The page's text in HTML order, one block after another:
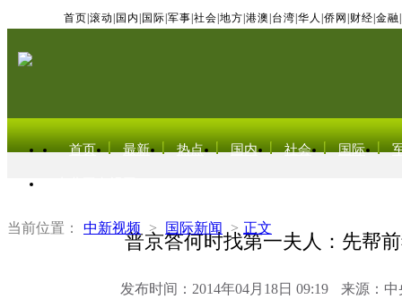
首页 滚动 国内 国际 军事 社会 地方 港澳 台湾 华人 侨网 财经 金融
首页 最新 热点 国内 社会 国际
当前位置： 中新视频 > 国际新闻 > 正文
普京答何时找第一夫人：先帮
发布时间：2014年04月18日 09:19 来源：中